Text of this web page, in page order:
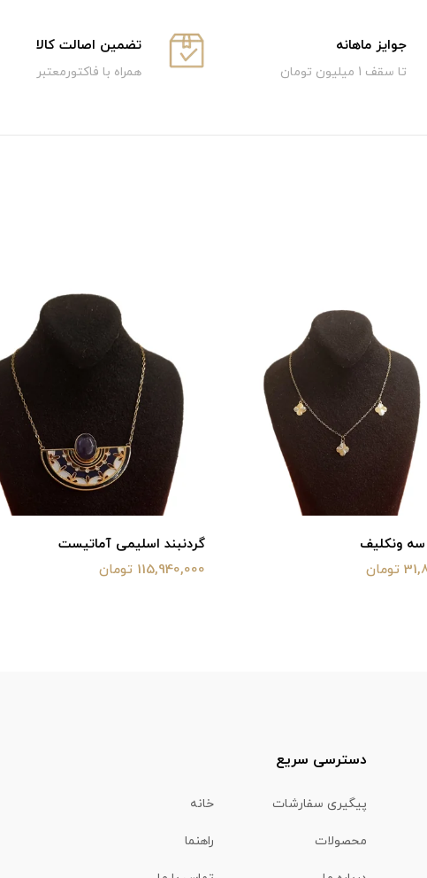
جوایز ماهانه
تا سقف 1 میلیون تومان
تضمین اصالت کالا
همراه با فاکتورمعتبر
سه ونکلیف
گردنبند اسلیمی آماتیست
115,940,000 تومان
دسترسی سریع
پیگیری سفارشات خانه
محصولات راهنما